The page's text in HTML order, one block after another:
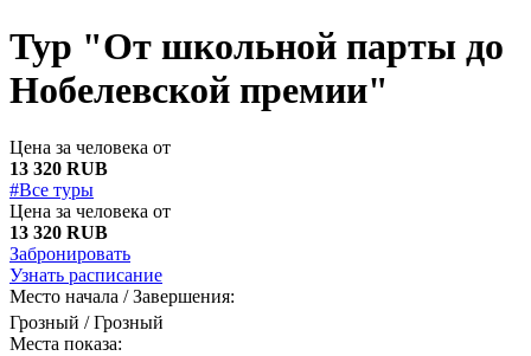
Тур "От школьной парты до
Нобелевской премии"
Цена за человека от
13 320 RUB
#Все туры
Цена за человека от
13 320 RUB
Забронировать
Узнать расписание
Место начала / Завершения:
Грозный / Грозный
Места показа: